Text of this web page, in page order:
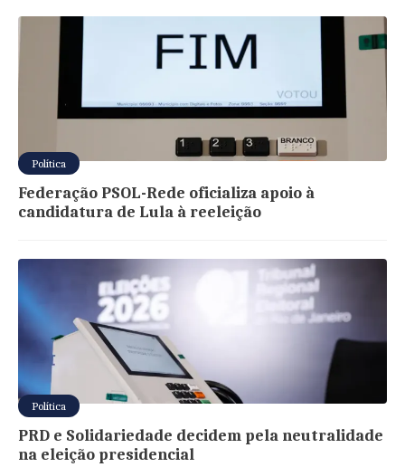
Política
Federação PSOL-Rede oficializa apoio à
candidatura de Lula à reeleição
Política
PRD e Solidariedade decidem pela neutralidade
na eleição presidencial